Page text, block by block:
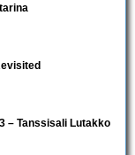
– Tanssisali Lutakko